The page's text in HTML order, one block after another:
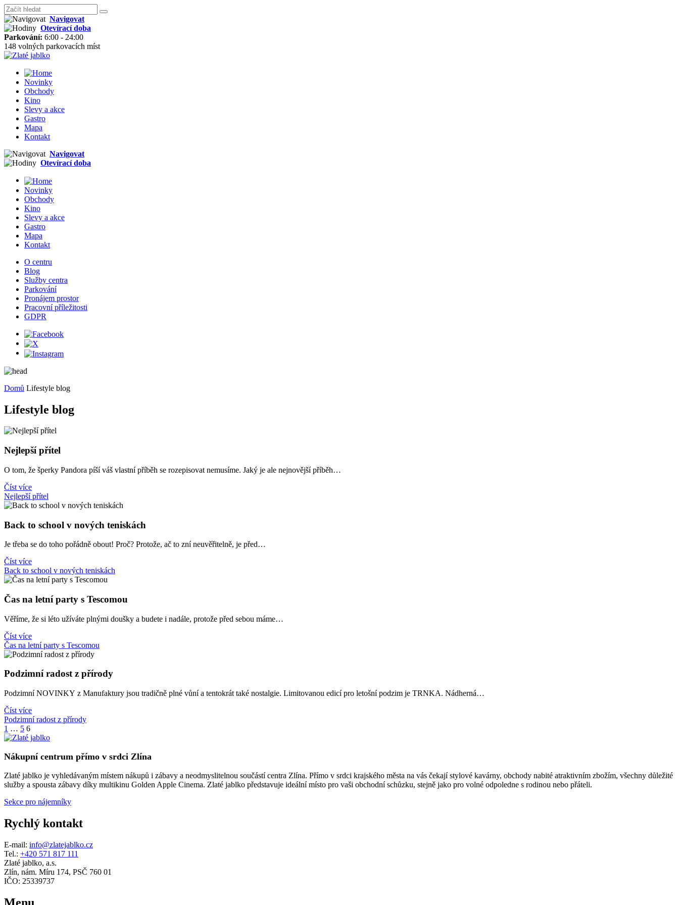
Navigovat
Otevírací doba
Parkování: 6:00 - 24:00
148 volných parkovacích míst
Novinky
Obchody
Kino
Slevy a akce
Gastro
Mapa
Kontakt
Navigovat
Otevírací doba
Novinky
Obchody
Kino
Slevy a akce
Gastro
Mapa
Kontakt
O centru
Blog
Služby centra
Parkování
Pronájem prostor
Pracovní příležitosti
GDPR
Domů Lifestyle blog
Lifestyle blog
Nejlepší přítel
O tom, že šperky Pandora píší váš vlastní příběh se rozepisovat nemusíme. Jaký je ale nejnovější příběh…
Číst více
Nejlepší přítel
Back to school v nových teniskách
Je třeba se do toho pořádně obout! Proč? Protože, ač to zní neuvěřitelně, je před…
Číst více
Back to school v nových teniskách
Čas na letní party s Tescomou
Věříme, že si léto užíváte plnými doušky a budete i nadále, protože před sebou máme…
Číst více
Čas na letní party s Tescomou
Podzimní radost z přírody
Podzimní NOVINKY z Manufaktury jsou tradičně plné vůní a tentokrát také nostalgie. Limitovanou edicí pro letošní podzim je TRNKA. Nádherná…
Číst více
Podzimní radost z přírody
Stránkování
příspěvků
1 … 5 6
Nákupní centrum přímo v srdci Zlína
Zlaté jablko je vyhledávaným místem nákupů i zábavy a neodmyslitelnou součástí centra Zlína. Přímo v srdci krajského města na vás čekají stylové kavárny, obchody nabité atraktivním zbožím, všechny důležité
služby a spousta zábavy díky multikinu Golden Apple Cinema. Zlaté jablko představuje ideální místo pro vaši obchodní schůzku, stejně jako pro volné odpoledne s rodinou nebo přáteli.
Sekce pro nájemníky
Rychlý kontakt
E-mail: info@zlatejablko.cz
Tel.: +420 571 817 111
Zlaté jablko, a.s.
Zlín, nám. Míru 174, PSČ 760 01
IČO: 25339737